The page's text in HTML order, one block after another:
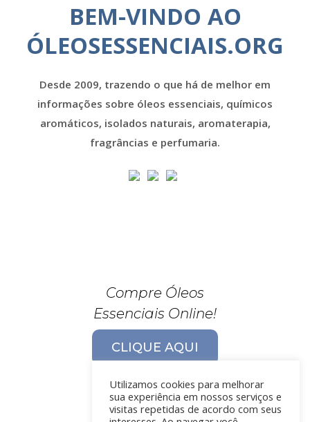
BEM-VINDO AO
ÓLEOSESSENCIAIS.ORG
Desde 2009, trazendo o que há de melhor em
informações sobre óleos essenciais, químicos
aromáticos, isolados naturais, aromaterapia,
fragrâncias e perfumaria.
Compre Óleos
Essenciais Online!
CLIQUE AQUI
Utilizamos cookies para melhorar
sua experiência em nossos serviços e
visitas repetidas de acordo com seus